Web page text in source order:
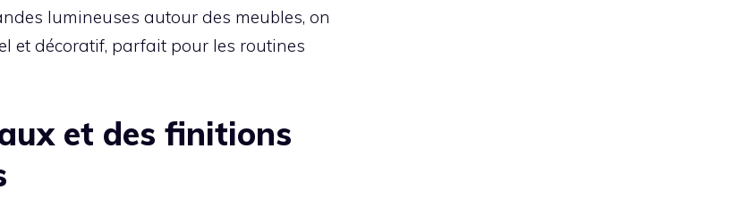
lumineuses autour des meubles, on
et décoratif, parfait pour les routines
et des finitions